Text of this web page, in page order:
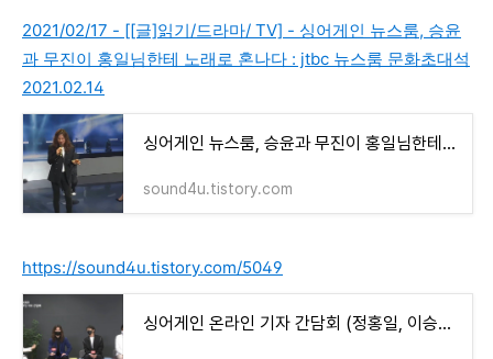
2021/02/17 - [[글]읽기/드라마/ TV] - 싱어게인 뉴스룸, 승윤
과 무진이 홍일님한테 노래로 혼나다 : jtbc 뉴스룸 문화초대석
2021.02.14
싱어게인 뉴스룸, 승윤과 무진이 홍일님한테 노래로 혼나다 : jtbc 뉴스룸 문화초대석 2021.02.14
sound4u.tistory.com
https://sound4u.tistory.com/5049
싱어게인 온라인 기자 간담회 (정홍일, 이승윤, 이무진)